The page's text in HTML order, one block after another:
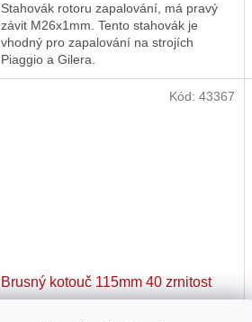
4,0
z
5
hvězdiček.
Stahovák rotoru zapalování, má pravý
závit M26x1mm. Tento stahovák je
vhodný pro zapalování na strojích
Piaggio a Gilera.
Brusný kotouč 115mm 40 zrnitost
Kód: 43367